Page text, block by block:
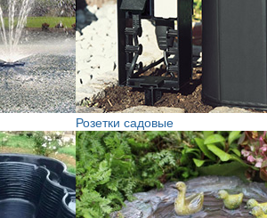
Розетки садовые